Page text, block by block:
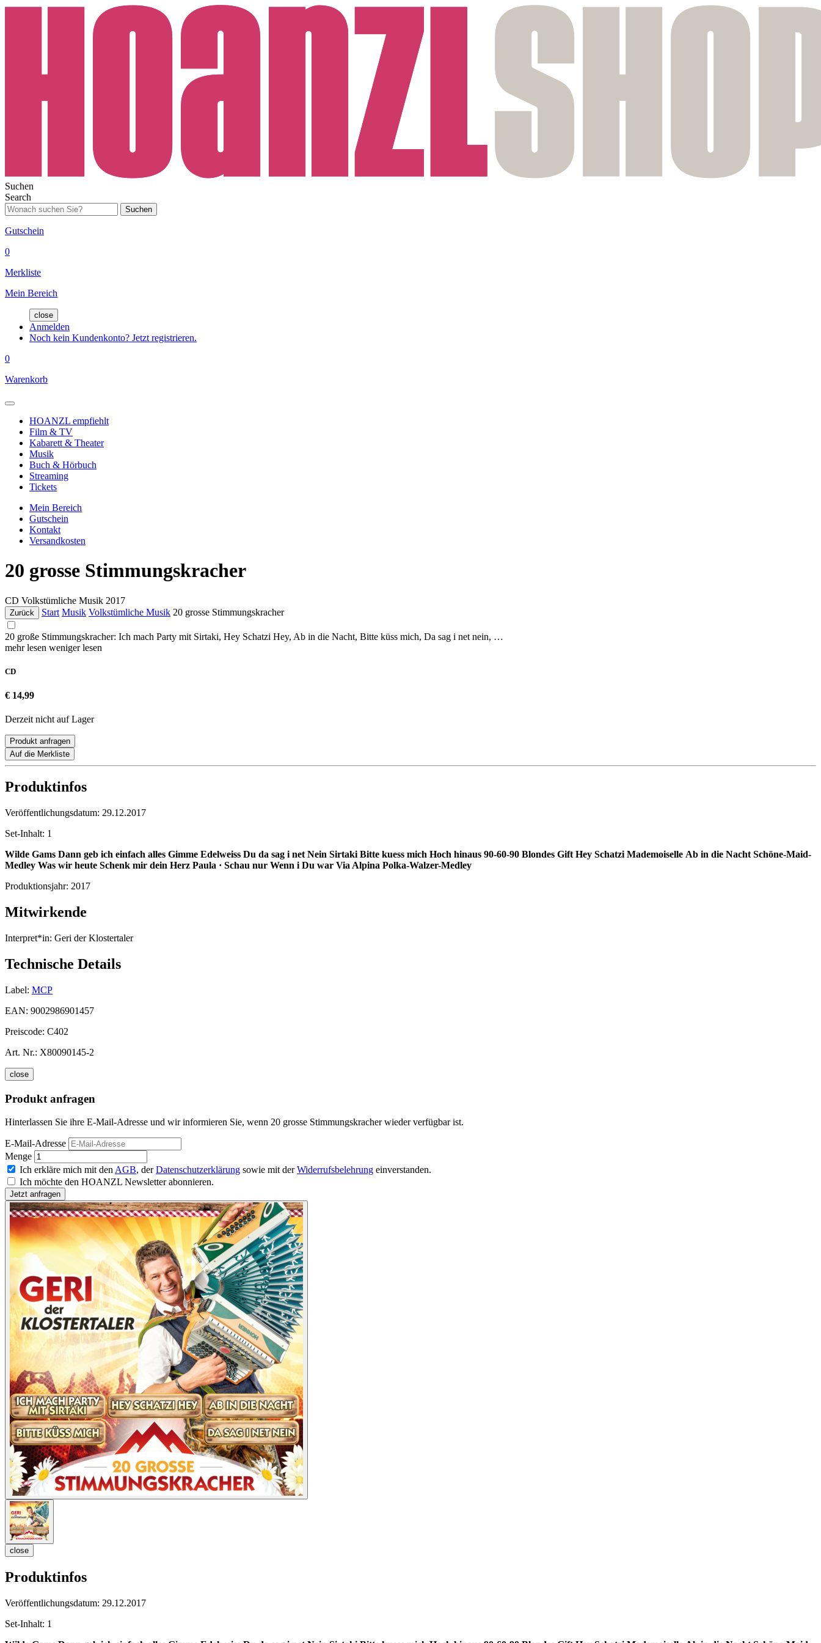
Suchen
Search
Suchen
Gutschein
0
Merkliste
Mein Bereich
close
Anmelden
Noch kein Kundenkonto? Jetzt registrieren.
0
Warenkorb
HOANZL empfiehlt
Film & TV
Kabarett & Theater
Musik
Buch & Hörbuch
Streaming
Tickets
Mein Bereich
Gutschein
Kontakt
Versandkosten
20 grosse Stimmungskracher
CD Volkstümliche Musik 2017
Zurück Start Musik Volkstümliche Musik 20 grosse Stimmungskracher
20 große Stimmungskracher: Ich mach Party mit Sirtaki, Hey Schatzi Hey, Ab in die Nacht, Bitte küss mich, Da sag i net nein, …
mehr lesen weniger lesen
CD
€ 14,99
Derzeit nicht auf Lager
Produkt anfragen
Auf die Merkliste
Produktinfos
Veröffentlichungsdatum: 29.12.2017
Set-Inhalt: 1
Wilde Gams Dann geb ich einfach alles Gimme Edelweiss Du da sag i net Nein Sirtaki Bitte kuess mich Hoch hinaus 90-60-90 Blondes Gift Hey Schatzi Mademoiselle Ab in die Nacht Schöne-Maid-
Medley Was wir heute Schenk mir dein Herz Paula · Schau nur Wenn i Du war Via Alpina Polka-Walzer-Medley
Produktionsjahr: 2017
Mitwirkende
Interpret*in: Geri der Klostertaler
Technische Details
Label: MCP
EAN: 9002986901457
Preiscode: C402
Art. Nr.: X80090145-2
close
Produkt anfragen
Hinterlassen Sie ihre E-Mail-Adresse und wir informieren Sie, wenn 20 grosse Stimmungskracher wieder verfügbar ist.
E-Mail-Adresse
Menge
Ich erkläre mich mit den AGB, derDatenschutzerklärung sowie mit derWiderrufsbelehrung einverstanden.
Ich möchte den HOANZL Newsletter abonnieren.
close
Produktinfos
Veröffentlichungsdatum: 29.12.2017
Set-Inhalt: 1